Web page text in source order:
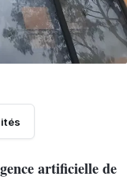
artificielle de